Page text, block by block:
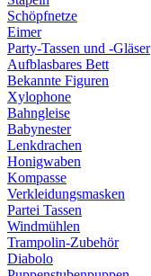
Schöpfnetze
Eimer
Party-Tassen und -Gläser
Aufblasbares Bett
Bekannte Figuren
Xylophone
Bahngleise
Babynester
Lenkdrachen
Honigwaben
Kompasse
Verkleidungsmasken
Partei Tassen
Windmühlen
Trampolin-Zubehör
Diabolo